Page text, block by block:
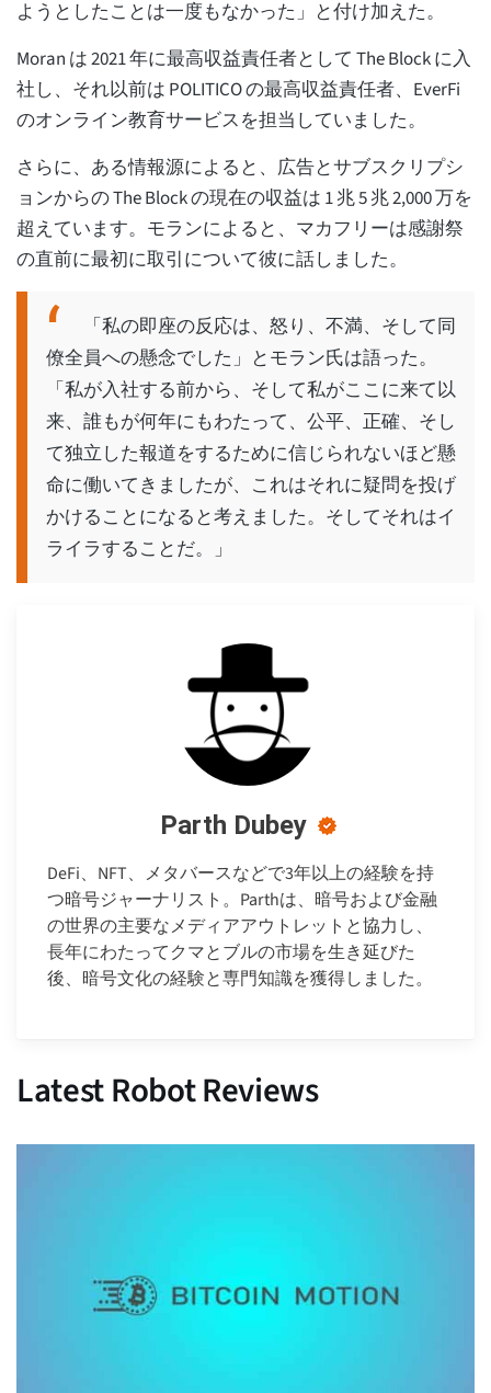
ようとしたことは一度もなかった」と付け加えた。
Moran は 2021 年に最高収益責任者として The Block に入
社し、それ以前は POLITICO の最高収益責任者、EverFi
のオンライン教育サービスを担当していました。
さらに、ある情報源によると、広告とサブスクリプシ
ョンからの The Block の現在の収益は 1 兆 5 兆 2,000 万を
超えています。モランによると、マカフリーは感謝祭
の直前に最初に取引について彼に話しました。
「私の即座の反応は、怒り、不満、そして同
僚全員への懸念でした」とモラン氏は語った。
「私が入社する前から、そして私がここに来て以
来、誰もが何年にもわたって、公平、正確、そし
て独立した報道をするために信じられないほど懸
命に働いてきましたが、これはそれに疑問を投げ
かけることになると考えました。そしてそれはイ
ライラすることだ。」
Parth Dubey
DeFi、NFT、メタバースなどで3年以上の経験を持
つ暗号ジャーナリスト。Parthは、暗号および金融
の世界の主要なメディアアウトレットと協力し、
長年にわたってクマとブルの市場を生き延びた
後、暗号文化の経験と専門知識を獲得しました。
Latest Robot Reviews